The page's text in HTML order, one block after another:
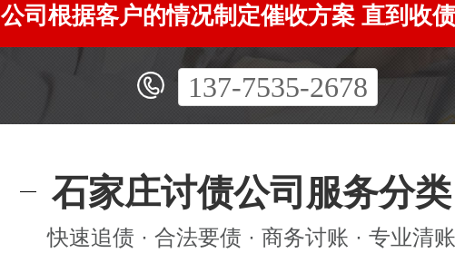
公司根据客户的情况制定催收方案 直到收
137-7535-2678
石家庄讨债公司服务分类
快速追债 · 合法要债 · 商务讨账 · 专业清账